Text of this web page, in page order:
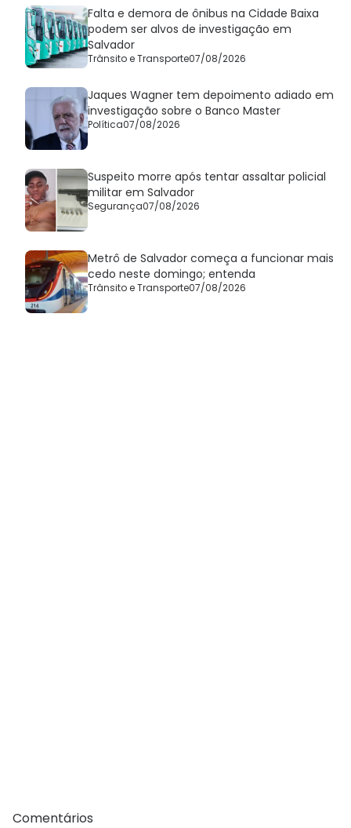
Falta e demora de ônibus na Cidade Baixa
podem ser alvos de investigação em
Salvador
Trânsito e Transporte07/08/2026
Jaques Wagner tem depoimento adiado em
investigação sobre o Banco Master
Política07/08/2026
Suspeito morre após tentar assaltar policial
militar em Salvador
Segurança07/08/2026
Metrô de Salvador começa a funcionar mais
cedo neste domingo; entenda
Trânsito e Transporte07/08/2026
Comentários